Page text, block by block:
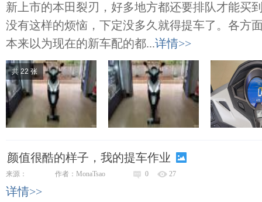
新上市的本田裂刃，好多地方都还要排队才能买
没有这样的烦恼，下定没多久就得提车了。各方
本来以为现在的新车配的都...详情>>
共 22 张
颜值很酷的样子，我的提车作业
来源： 作者：MonaTsao 0 27
详情>>